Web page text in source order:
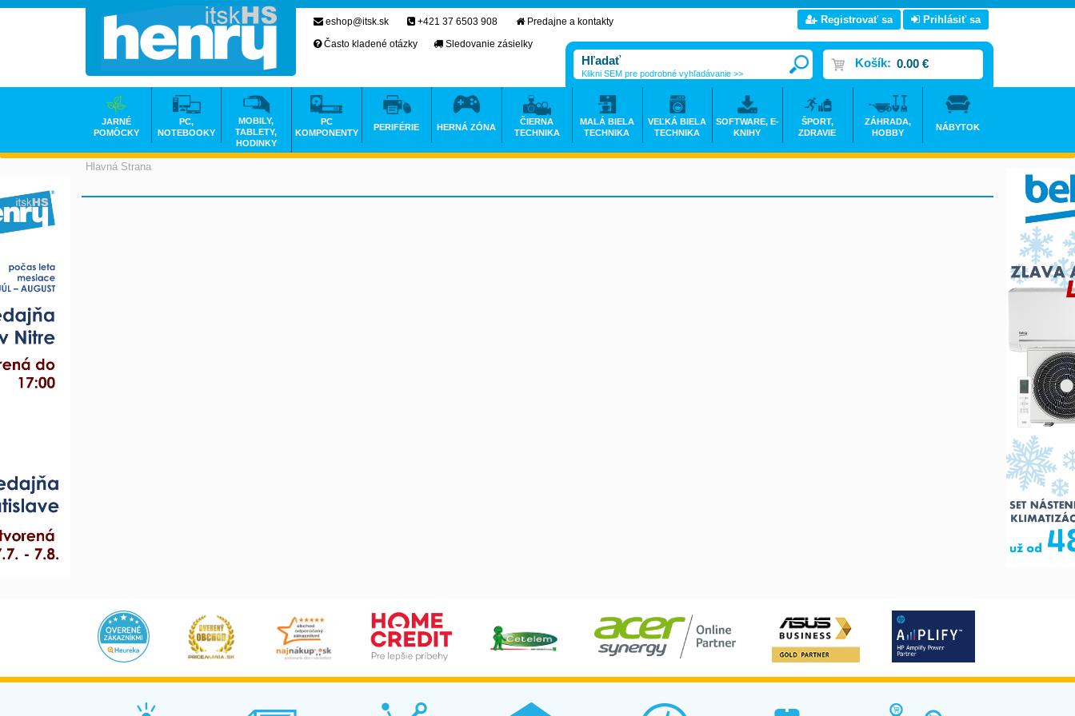
Hlavná Strana
eshop@itsk.sk +421 37 6503 908
Predajne a kontakty
Často kladené otázky
Sledovanie zásielky
Registrovať sa Prihlásiť sa
Košík: 0.00 €
Klikni SEM pre podrobné vyhľadávanie >>
JARNÉ
POMÔCKY
PC,
NOTEBOOKY
MOBILY,
TABLETY,
HODINKY
PC
KOMPONENTY
PERIFÉRIE HERNÁ ZÓNA
ČIERNA
TECHNIKA
MALÁ BIELA
TECHNIKA
VEĽKÁ BIELA
TECHNIKA
SOFTWARE, E-
KNIHY
ŠPORT,
ZDRAVIE
ZÁHRADA,
HOBBY
NÁBYTOK